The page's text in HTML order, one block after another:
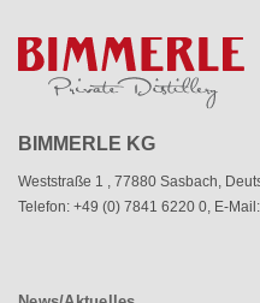
BIMMERLE KG
Weststraße 1 77880 Sasbach
Telefon: +49 (0) 7841 6220 0
E-Mail: